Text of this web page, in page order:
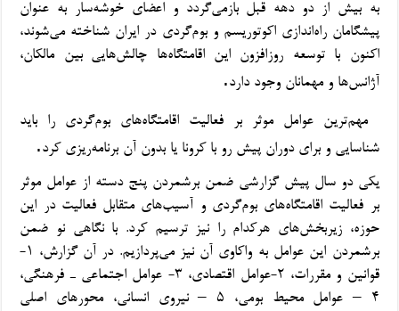
به بیش از دو دهه قبل بازمی‌گردد و اعضای خوشه‌سار به عنوان
پیشگامان راه‌اندازی اکوتوریسم و بوم‌گردی در ایران شناخته می‌شوند،
اکنون با توسعه روزافزون این اقامتگاه‌ها چالش‌هایی بین مالکان،
آژانس‌ها و مهمانان وجود دارد.
مهم‌ترین عوامل موثر بر فعالیت اقامتگاه‌های بوم‌گردی را باید
شناسایی و برای دوران پیش رو با کرونا یا بدون آن برنامه‌ریزی کرد.
یکی دو سال پیش گزارشی ضمن برشمردن پنج دسته از عوامل موثر
بر فعالیت اقامتگاه‌های بوم‌گردی و آسیب‌های متقابل فعالیت در این
حوزه، زیربخش‌های هرکدام را نیز ترسیم کرد. با نگاهی نو ضمن
برشمردن این عوامل به واکاوی آن نیز می‌پردازیم. در آن گزارش، ۱-
قوانین و مقررات، ۲- عوامل اقتصادی، ۳-
عوامل اجتماعی ـ فرهنگی،
۴ –
عوامل محیط بومی، ۵ –
نیروی انسانی، محورهای اصلی